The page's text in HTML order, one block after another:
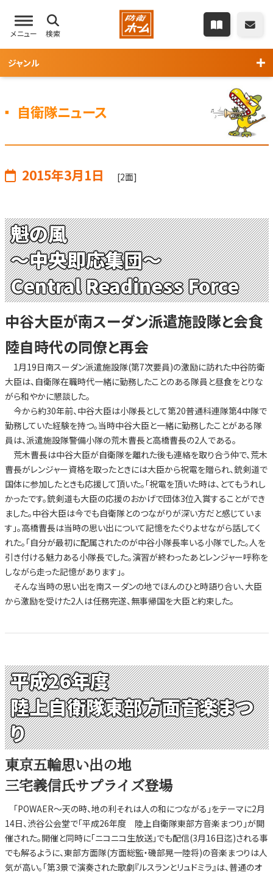
メニュー 検索
ジャンル
自衛隊ニュース
2015年3月1日 [2面]
魁の風
～中央即応集団～
Central Readiness Force
中谷大臣が南スーダン派遣施設隊と会食
陸自時代の同僚と再会
1月19日南スーダン派遣施設隊(第7次要員)の激励に訪れた中谷防衛
大臣は、自衛隊在職時代一緒に勤務したことのある隊員と昼食をとりな
がら和やかに懇談した。
今から約30年前、中谷大臣は小隊長として第20普通科連隊第4中隊で
勤務していた経験を持つ。当時中谷大臣と一緒に勤務したことがある隊
員は、派遣施設隊警備小隊の荒木曹長と高橋曹長の2人である。
荒木曹長は中谷大臣が自衛隊を離れた後も連絡を取り合う仲で、荒木
曹長がレンジャー資格を取ったときには大臣から祝電を贈られ、銃剣道で
国体に参加したときも応援して頂いた。「祝電を頂いた時は、とてもうれし
かったです。銃剣道も大臣の応援のおかげで団体3位入賞することができ
ました。中谷大臣は今でも自衛隊とのつながりが深い方だと感じていま
す」。高橋曹長は当時の思い出について記憶をたぐりよせながら話してく
れた。「自分が最初に配属されたのが中谷小隊長率いる小隊でした。人を
引き付ける魅力ある小隊長でした。演習が終わったあとレンジャー呼称を
しながら走った記憶があります」。
そんな当時の思い出を南スーダンの地でほんのひと時語り合い、大臣
から激励を受けた2人は任務完遂、無事帰国を大臣と約束した。
平成26年度
陸上自衛隊東部方面音楽まつ
り
東京五輪思い出の地
三宅義信氏サプライズ登場
「POWAER～天の時、地の利それは人の和につながる」をテーマに2月
14日、渋谷公会堂で「平成26年度 陸上自衛隊東部方音楽まつり」が開
催された。開催と同時に「ニコニコ生放送」でも配信(3月16日迄)される事
でも解るように、東部方面隊(方面総監・磯部晃一陸将)の音楽まつりは人
気が高い。「第3景で演奏された歌劇『ルスランとリュドミラ』は、普通のオ